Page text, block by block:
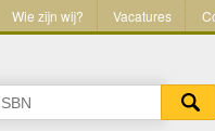
Wie zijn wij? Vacatures